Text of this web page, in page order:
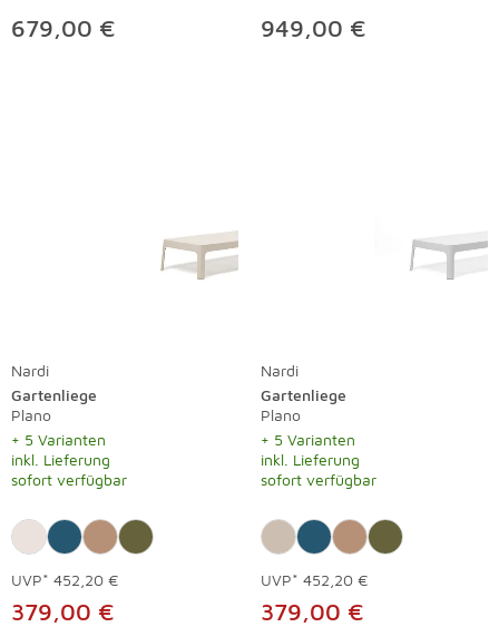
679,00 € 949,00 €
Nardi
Gartenliege
Plano
+ 5 Varianten
inkl. Lieferung
sofort verfügbar
UVP* 452,20 €
379,00 €
Nardi
Gartenliege
Plano
+ 5 Varianten
inkl. Lieferung
sofort verfügbar
UVP* 452,20 €
379,00 €